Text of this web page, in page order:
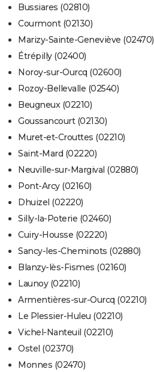
Bussiares (02810)
Courmont (02130)
Marizy-Sainte-Geneviève (02470)
Étrépilly (02400)
Noroy-sur-Ourcq (02600)
Rozoy-Bellevalle (02540)
Beugneux (02210)
Goussancourt (02130)
Muret-et-Crouttes (02210)
Saint-Mard (02220)
Neuville-sur-Margival (02880)
Pont-Arcy (02160)
Dhuizel (02220)
Silly-la-Poterie (02460)
Cuiry-Housse (02220)
Sancy-les-Cheminots (02880)
Blanzy-lès-Fismes (02160)
Launoy (02210)
Armentières-sur-Ourcq (02210)
Le Plessier-Huleu (02210)
Vichel-Nanteuil (02210)
Ostel (02370)
Monnes (02470)